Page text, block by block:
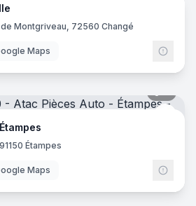
Montgriveau, 72560 Changé
Maps
Étampes
Maps